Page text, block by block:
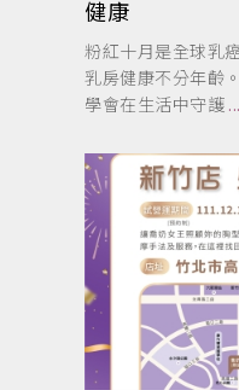
健康
粉紅十月是全球乳
乳房健康不分年齡
學會在生活中守護